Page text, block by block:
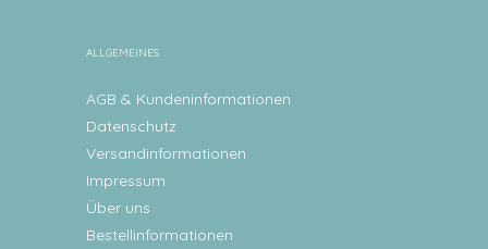
ALLGEMEINES
AGB & Kundeninformationen
Datenschutz
Versandinformationen
Impressum
Über uns
Bestellinformationen